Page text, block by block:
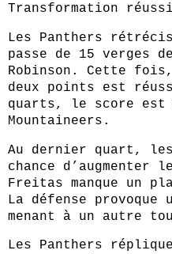
Transformation
Les Panthers
passe de 15 verges
Robinson. Cette
deux points est
quarts, le score est
Mountaineers.
Au dernier quart, les
chance d’augmenter
Freitas manque un
La défense provoque
menant à un autre
Les Panthers